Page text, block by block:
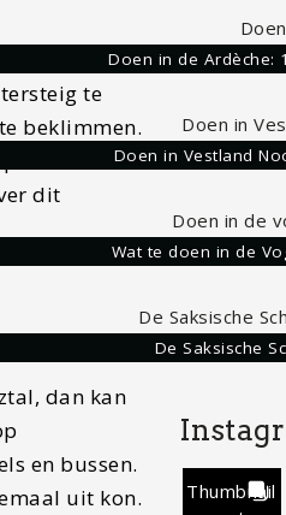
te
beklimmen.
beklimmen.
dit
dan kan
en bussen.
uit kon.
Doen in de Ardèche:
Doen in Vestland
Wat te doen in de
De Saksische
Thumbnail